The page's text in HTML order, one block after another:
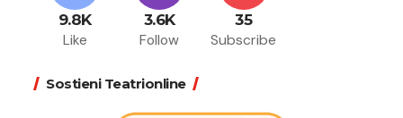
9.8K
Like
3.6K
Follow
35
Subscribe
Sostieni Teatrionline